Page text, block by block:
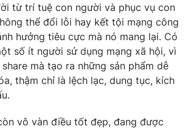
từ trí tuệ con người và phục vụ con
thể đổi lỗi hay kết tội mạng công
hưởng tiêu cực mà nó mang lại. Có
số ít người sử dụng mạng xã hội, vì
mà tạo ra những sản phẩm dễ
thậm chỉ là lệch lạc, dung tục, kích
vô vàn điều tốt đẹp, đang được